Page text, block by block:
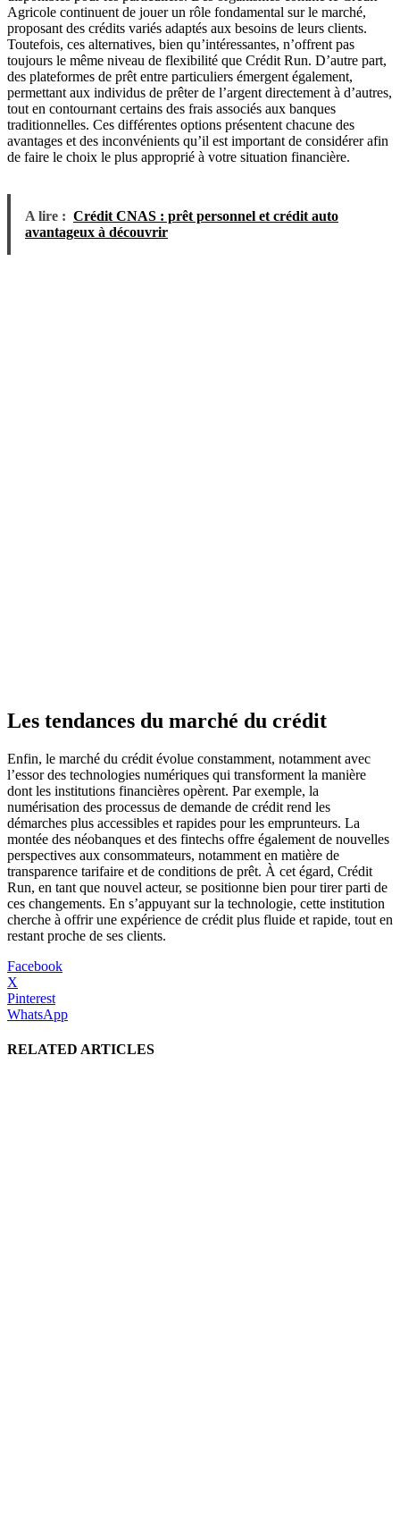
Agricole continuent de jouer un rôle fondamental sur le marché,
proposant des crédits variés adaptés aux besoins de leurs clients.
Toutefois, ces alternatives, bien qu’intéressantes, n’offrent pas
toujours le même niveau de flexibilité que Crédit Run. D’autre part,
des plateformes de prêt entre particuliers émergent également,
permettant aux individus de prêter de l’argent directement à d’autres,
tout en contournant certains des frais associés aux banques
traditionnelles. Ces différentes options présentent chacune des
avantages et des inconvénients qu’il est important de considérer afin
de faire le choix le plus approprié à votre situation financière.
A lire : Crédit CNAS : prêt personnel et crédit auto
avantageux à découvrir
Les tendances du marché du crédit
Enfin, le marché du crédit évolue constamment, notamment avec
l’essor des technologies numériques qui transforment la manière
dont les institutions financières opèrent. Par exemple, la
numérisation des processus de demande de crédit rend les
démarches plus accessibles et rapides pour les emprunteurs. La
montée des néobanques et des fintechs offre également de nouvelles
perspectives aux consommateurs, notamment en matière de
transparence tarifaire et de conditions de prêt. À cet égard, Crédit
Run, en tant que nouvel acteur, se positionne bien pour tirer parti de
ces changements. En s’appuyant sur la technologie, cette institution
cherche à offrir une expérience de crédit plus fluide et rapide, tout en
restant proche de ses clients.
Facebook
X
Pinterest
WhatsApp
RELATED ARTICLES